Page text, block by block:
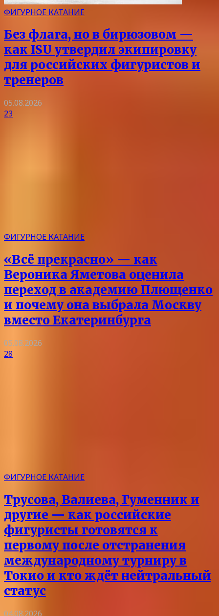
ФИГУРНОЕ КАТАНИЕ
Без флага, но в бирюзовом —
как ISU утвердил экипировку
для российских фигуристов и
тренеров
05.08.2026
23
ФИГУРНОЕ КАТАНИЕ
«Всё прекрасно» — как
Вероника Яметова оценила
переход в академию Плющенко
и почему она выбрала Москву
вместо Екатеринбурга
05.08.2026
28
ФИГУРНОЕ КАТАНИЕ
Трусова, Валиева, Гуменник и
другие — как российские
фигуристы готовятся к
первому после отстранения
международному турниру в
Токио и кто ждёт нейтральный
статус
04.08.2026